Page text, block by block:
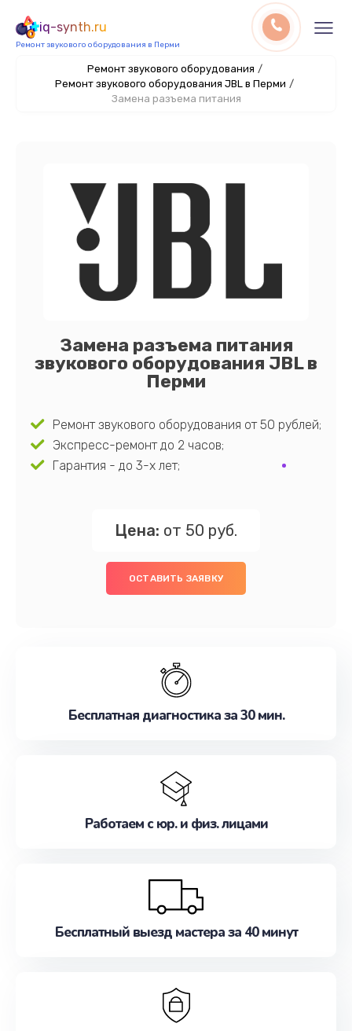
iq-synth.ru
Ремонт звукового оборудования в Перми
Ремонт звукового оборудования /
Ремонт звукового оборудования JBL в Перми /
Замена разъема питания
Замена разъема питания
звукового оборудования JBL в
Перми
Ремонт звукового оборудования от 50 рублей;
Экспресс-ремонт до 2 часов;
Гарантия - до 3-х лет;
Цена: от 50 руб.
ОСТАВИТЬ ЗАЯВКУ
Бесплатная диагностика за 30 мин.
Работаем с юр. и физ. лицами
Бесплатный выезд мастера за 40 минут